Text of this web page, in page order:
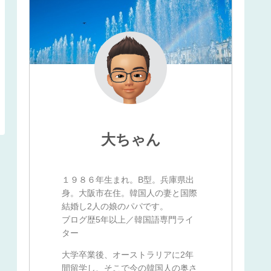
大ちゃん
１９８６年生まれ。B型。兵庫県出
身。大阪市在住。韓国人の妻と国際
結婚し2人の娘のパパです。
ブログ歴5年以上／韓国語専門ライ
ター
大学卒業後、オーストラリアに2年
間留学し、そこで今の韓国人の奥さ